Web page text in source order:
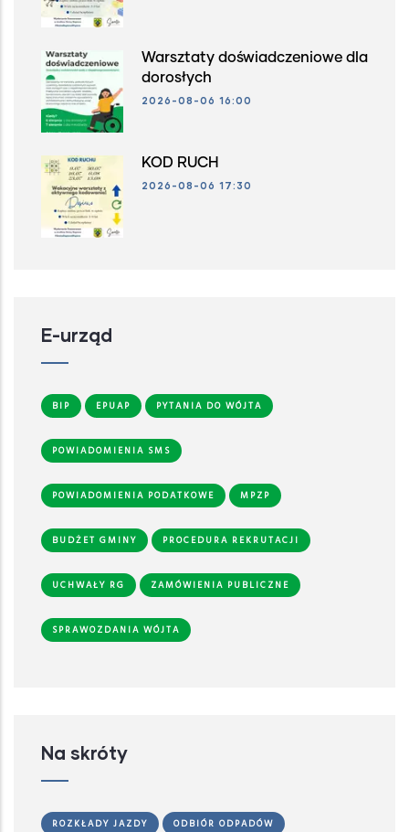
Warsztaty doświadczeniowe dla
dorosłych
2026-08-06 16:00
KOD RUCH
2026-08-06 17:30
E-urząd
BIP EPUAP PYTANIA DO WÓJTA
POWIADOMIENIA SMS
POWIADOMIENIA PODATKOWE MPZP
BUDŻET GMINY PROCEDURA REKRUTACJI
UCHWAŁY RG ZAMÓWIENIA PUBLICZNE
SPRAWOZDANIA WÓJTA
Na skróty
ROZKŁADY JAZDY ODBIÓR ODPADÓW